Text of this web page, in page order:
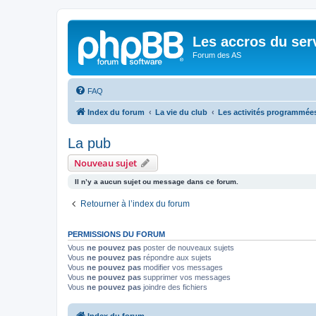
Les accros du
Forum des AS
FAQ
Index du forum La vie du club Les activités
La pub
Nouveau sujet
Il n’y a aucun sujet ou message dans ce forum.
Retourner à l’index du forum
PERMISSIONS DU FORUM
Vous ne pouvez pas poster de nouveaux sujets
Vous ne pouvez pas répondre aux sujets
Vous ne pouvez pas modifier vos messages
Vous ne pouvez pas supprimer vos messages
Vous ne pouvez pas joindre des fichiers